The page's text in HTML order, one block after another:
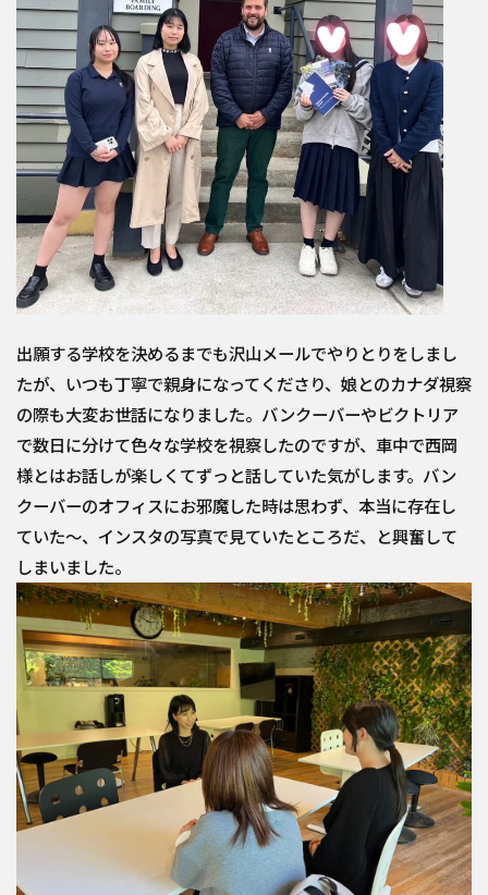
出願する学校を決めるまでも沢山メールでやりとりをしまし
たが、いつも丁寧で親身になってくださり、娘とのカナダ視察
の際も大変お世話になりました。バンクーバーやビクトリア
で数日に分けて色々な学校を視察したのですが、車中で西岡
様とはお話しが楽しくてずっと話していた気がします。バン
クーバーのオフィスにお邪魔した時は思わず、本当に存在し
ていた〜、インスタの写真で見ていたところだ、と興奮して
しまいました。